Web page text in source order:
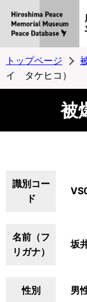
トップページ
イ タケヒコ）
被
識別コー
ド
名前（フ
リガナ）
坂
性別 男